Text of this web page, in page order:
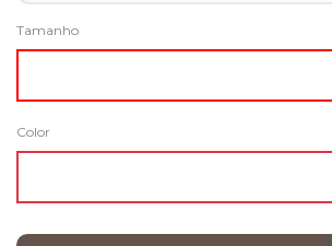
Tamanho
Color